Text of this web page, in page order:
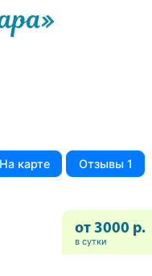
На карте
Отзывы 1
от 3000 р.
в сутки